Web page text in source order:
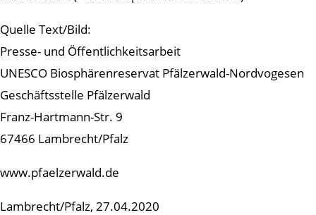
Quelle Text/Bild:
Presse- und Öffentlichkeitsarbeit
UNESCO Biosphärenreservat Pfälzerwald-Nordvogesen
Geschäftsstelle Pfälzerwald
Franz-Hartmann-Str. 9
67466 Lambrecht/Pfalz
www.pfaelzerwald.de
Lambrecht/Pfalz, 27.04.2020